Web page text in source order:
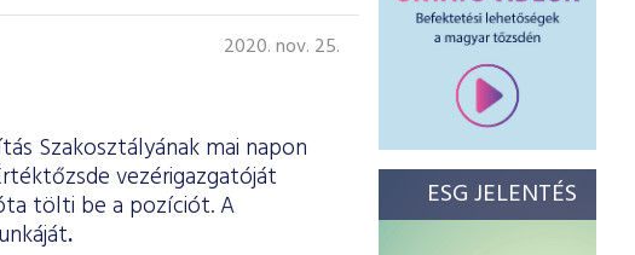
2020. nov. 25.
Szakosztályának mai napon
vezérigazgatóját
tölti be a pozíciót. A
.
ESG JELENTÉS